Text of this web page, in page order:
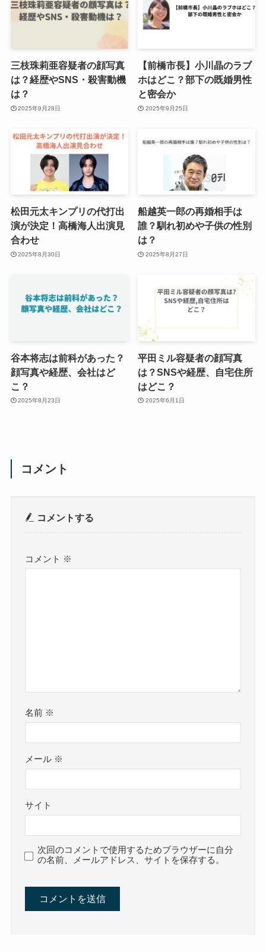
三枝珠莉亜容疑者の顔写真
は？経歴やSNS・殺害動機
は？
2025年9月28日
【前橋市長】小川晶のラブ
ホはどこ？部下の既婚男性
と密会か
2025年9月25日
松田元太キンプリの代打出
演が決定！高橋海人出演見
合わせ
2025年8月30日
船越英一郎の再婚相手は
誰？馴れ初めや子供の性別
は？
2025年8月27日
谷本将志は前科があった？
顔写真や経歴、会社はど
こ？
2025年8月23日
平田ミル容疑者の顔写真
は？SNSや経歴、自宅住所
はどこ？
2025年6月1日
コメント
コメントする
コメント ※
名前 ※
メール ※
サイト
次回のコメントで使用するためブラウザーに自分
の名前、メールアドレス、サイトを保存する。